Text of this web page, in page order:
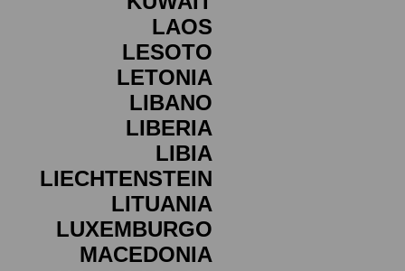
LAOS
LESOTO
LETONIA
LIBANO
LIBERIA
LIBIA
LIECHTENSTEIN
LITUANIA
LUXEMBURGO
MACEDONIA